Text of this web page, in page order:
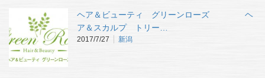
ヘア＆ビューティ グリーンローズ ヘ
ア＆スカルプ トリー…
2017/7/27 新潟